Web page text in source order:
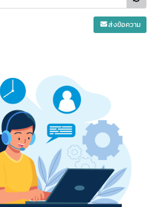
ส่งข้อความ